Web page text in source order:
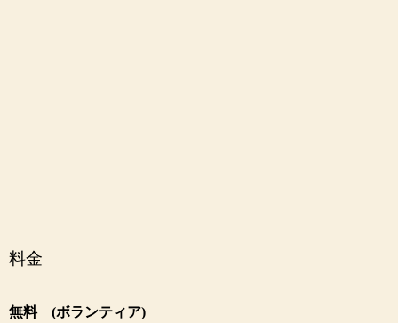
料金
無料 (ボランティア)